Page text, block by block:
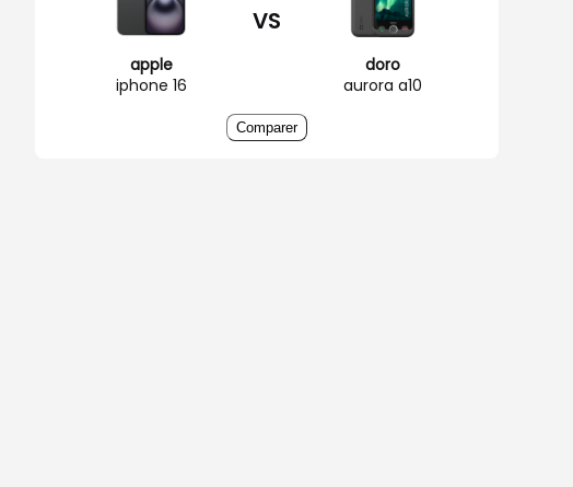
apple
iphone 16
VS
doro
aurora a10
Comparer